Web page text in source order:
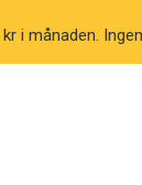
i månaden.